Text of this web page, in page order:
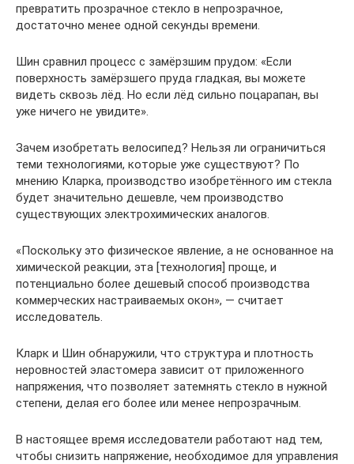
превратить прозрачное стекло в непрозрачное,
достаточно менее одной секунды времени.
Шин сравнил процесс с замёрзшим прудом: «Если
поверхность замёрзшего пруда гладкая, вы можете
видеть сквозь лёд. Но если лёд сильно поцарапан, вы
уже ничего не увидите».
Зачем изобретать велосипед? Нельзя ли ограничиться
теми технологиями, которые уже существуют? По
мнению Кларка, производство изобретённого им стекла
будет значительно дешевле, чем производство
существующих электрохимических аналогов.
«Поскольку это физическое явление, а не основанное на
химической реакции, эта [технология] проще, и
потенциально более дешевый способ производства
коммерческих настраиваемых окон», — считает
исследователь.
Кларк и Шин обнаружили, что структура и плотность
неровностей эластомера зависит от приложенного
напряжения, что позволяет затемнять стекло в нужной
степени, делая его более или менее непрозрачным.
В настоящее время исследователи работают над тем,
чтобы снизить напряжение, необходимое для управления